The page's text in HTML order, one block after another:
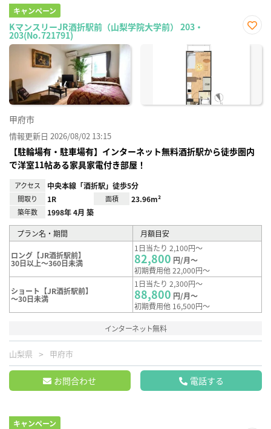
キャンペーン
KマンスリーJR酒折駅前（山梨学院大学前） 203・
203(No.721791)
に入
甲府市
情報更新日 2026/08/02 13:15
【駐輪場有・駐車場有】インターネット無料酒折駅から徒歩圏内
で洋室11帖ある家具家電付き部屋！
アクセス 中央本線「酒折駅」徒歩5分
間取り 1R 面積 23.96m²
築年数 1998年 4月 築
プラン名・期間 月額目安
ロング【JR酒折駅前】
30日以上～360日未満
1日当たり 2,100円～
82,800 円/月～
初期費用他 22,000円～
ショート【JR酒折駅前】
～30日未満
1日当たり 2,300円～
88,800 円/月～
初期費用他 16,500円～
インターネット無料
山梨県 甲府市
お問合わせ 電話する
キャンペーン